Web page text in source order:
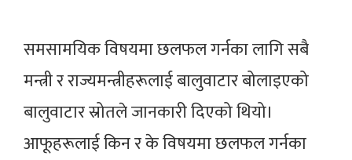
समसामयिक विषयमा छलफल गर्नका लागि सबै
मन्त्री र राज्यमन्त्रीहरूलाई बालुवाटार बोलाइएको
बालुवाटार स्रोतले जानकारी दिएको थियो।
आफूहरूलाई किन र के विषयमा छलफल गर्नका